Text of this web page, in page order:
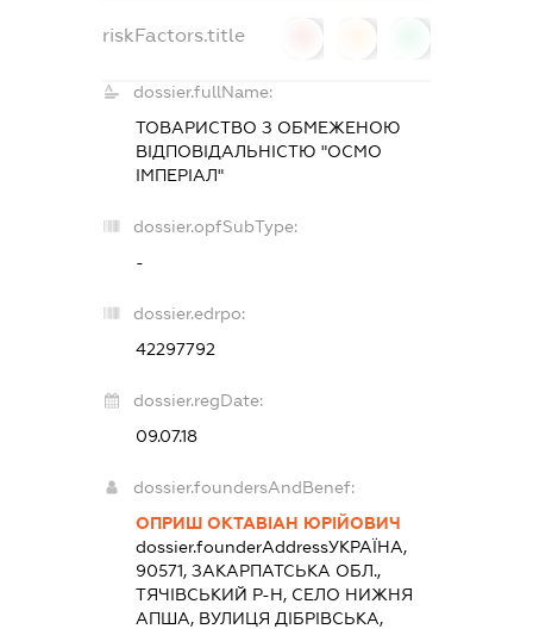
riskFactors.title
dossier.fullName:
ТОВАРИСТВО З ОБМЕЖЕНОЮ
ВІДПОВІДАЛЬНІСТЮ "ОСМО
ІМПЕРІАЛ"
dossier.opfSubType:
-
dossier.edrpo:
42297792
dossier.regDate:
09.07.18
dossier.foundersAndBenef:
ОПРИШ ОКТАВІАН ЮРІЙОВИЧ
dossier.founderAddressУКРАЇНА,
90571, ЗАКАРПАТСЬКА ОБЛ.,
ТЯЧІВСЬКИЙ Р-Н, СЕЛО НИЖНЯ
АПША, ВУЛИЦЯ ДІБРІВСЬКА,